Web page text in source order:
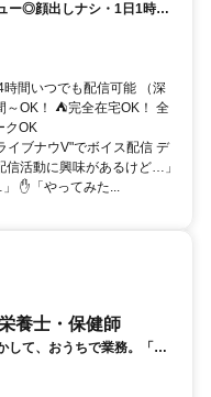
ー◎顔出しナシ・1日1時間
間いつでも配信可能 （深
OK！ ⛺完全在宅OK！ 全
クOK
イブナウV"でボイス配信 デ
信活動に興味があるけど…」
✋「やってみた...
養士・保健師
して、おうちで業務。「も
！「平日の日中だけ」「夕
わせた時間調整が可能で